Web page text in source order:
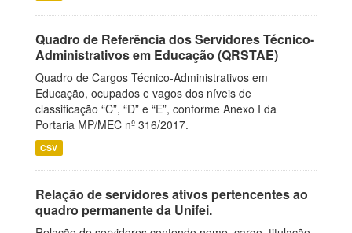
Quadro de Referência dos Servidores Técnico-
Administrativos em Educação (QRSTAE)
Quadro de Cargos Técnico-Administrativos em
Educação, ocupados e vagos dos níveis de
classificação “C”, “D” e “E”, conforme Anexo I da
Portaria MP/MEC nº 316/2017.
CSV
Relação de servidores ativos pertencentes ao
quadro permanente da Unifei.